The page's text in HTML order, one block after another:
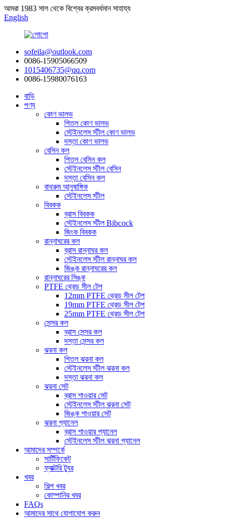
আমরা 1983 সাল থেকে বিশ্বের ক্রমবর্ধমান সাহায্য
English
sofeila@outlook.com
0086-15905066509
1015406735@qq.com
0086-15980076163
বাড়ি
পণ্য
কোণ ভালভ
পিতল কোণ ভালভ
স্টেইনলেস স্টীল কোণ ভালভ
দস্তা কোণ ভালভ
বেসিন কল
পিতল বেসিন কল
স্টেইনলেস স্টীল বেসিন
দস্তা বেসিন কল
বাথরুম আনুষাঙ্গিক
স্টেইনলেস স্টীল
বিবকক
ব্রাস বিবকক
স্টেইনলেস স্টীল Bibcock
জিংক বিবকক
রান্নাঘরের কল
ব্রাস রান্নাঘর কল
স্টেইনলেস স্টীল রান্নাঘর কল
জিঙ্ক রান্নাঘরের কল
রান্নাঘরের সিঙ্ক
PTFE থ্রেড সীল টেপ
12mm PTFE থ্রেড সীল টেপ
19mm PTFE থ্রেড সীল টেপ
25mm PTFE থ্রেড সীল টেপ
সেন্সর কল
ব্রাস সেন্সর কল
দস্তা সেন্সর কল
ঝরনা কল
পিতল ঝরনা কল
স্টেইনলেস স্টীল ঝরনা কল
দস্তা ঝরনা কল
ঝরনা সেট
ব্রাস শাওয়ার সেট
স্টেইনলেস স্টীল ঝরনা সেট
জিঙ্ক শাওয়ার সেট
ঝরনা প্যানেল
ব্রাস শাওয়ার প্যানেল
স্টেইনলেস স্টীল ঝরনা প্যানেল
আমাদের সম্পর্কে
সার্টিফিকেট
ফ্যাক্টরি ট্যুর
খবর
শিল্প খবর
কোম্পানির খবর
FAQs
আমাদের সাথে যোগাযোগ করুন